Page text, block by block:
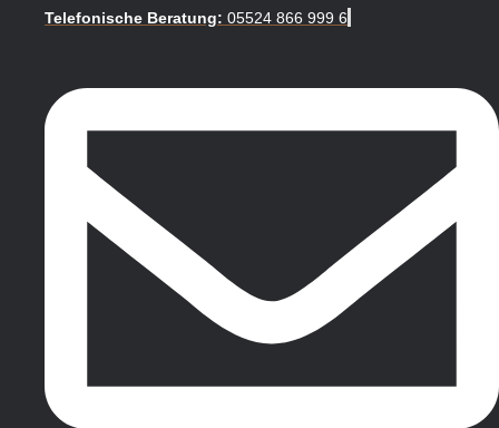
Telefonische Beratung: 05524 866 999 6